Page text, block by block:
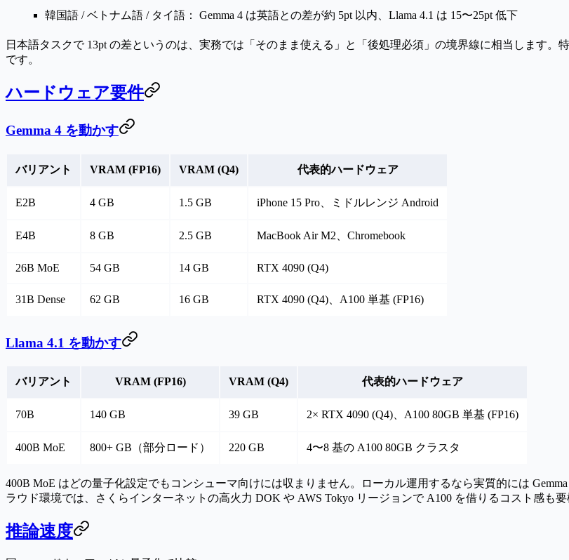
韓国語 / ベトナム語 / タイ語：
Gemma 4 は英語との差が約 5pt 以内、Llama 4.1 は 15〜25pt 低下
日本語タスクで 13pt の差というのは、実務では「そのまま使える」と「後処理必須」の境界線に相当します。
です。
ハードウェア要件
Gemma 4 を動かす
バリアント VRAM (FP16) VRAM (Q4) 代表的ハードウェア
E2B 4 GB 1.5 GB iPhone 15 Pro、ミドルレンジ Android
E4B 8 GB 2.5 GB MacBook Air M2、Chromebook
26B MoE 54 GB 14 GB RTX 4090 (Q4)
31B Dense 62 GB 16 GB RTX 4090 (Q4)、A100 単基 (FP16)
Llama 4.1 を動かす
バリアント VRAM (FP16) VRAM (Q4) 代表的ハードウェア
70B 140 GB 39 GB 2× RTX 4090 (Q4)、A100 80GB 単基 (FP16)
400B MoE 800+ GB（部分ロード） 220 GB 4〜8 基の A100 80GB クラスタ
400B MoE はどの量子化設定でもコンシューマ向けには収まりません。ローカル運用するなら実質的には
ラウド環境では、さくらインターネットの高火力 DOK や AWS Tokyo リージョンで A100 を借りるコスト感も要
推論速度